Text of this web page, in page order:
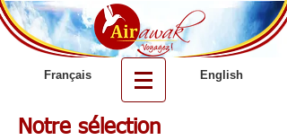
Français English
Notre sélection